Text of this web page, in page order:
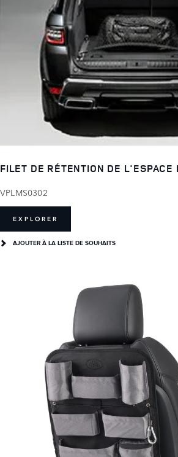
FILET DE RÉTENTION DE L'ESPACE
VPLMS0302
EXPLORER
AJOUTER À LA LISTE DE SOUHAITS